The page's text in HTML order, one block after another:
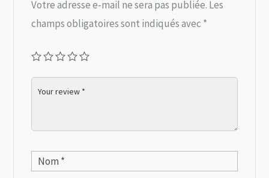
Votre adresse e-mail ne sera pas publiée. Les
champs obligatoires sont indiqués avec *